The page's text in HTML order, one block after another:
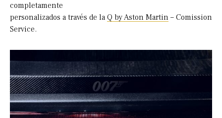
completamente
personalizados a través de la Q by Aston Martin – Comission
Service.